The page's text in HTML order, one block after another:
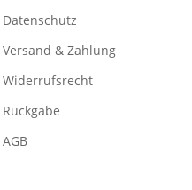
Datenschutz
Versand & Zahlung
Widerrufsrecht
Rückgabe
AGB